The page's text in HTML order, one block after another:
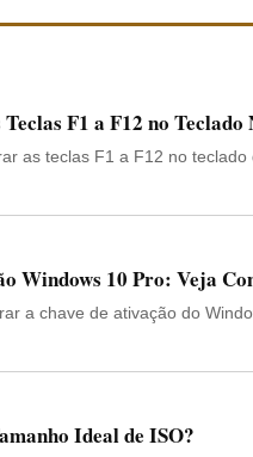
F1 a F12 no Teclado
as teclas F1 a F12 no
Windows 10 Pro: Veja
a chave de ativação do
Ideal de ISO?